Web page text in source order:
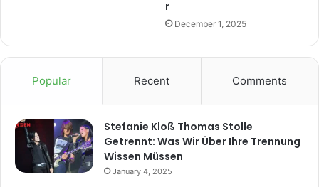
r
December 1, 2025
Popular Recent Comments
Stefanie Kloß Thomas Stolle
Getrennt: Was Wir Über Ihre Trennung
Wissen Müssen
January 4, 2025